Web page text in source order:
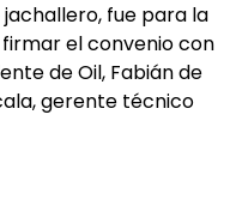
fue para la
el convenio con
de Oil, Fabián de
gerente técnico